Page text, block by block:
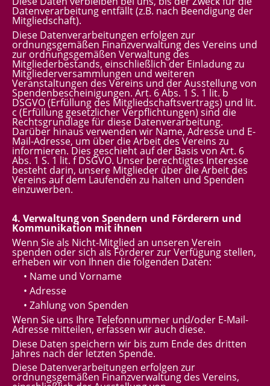
Datenverarbeitung entfällt (z.B. nach Beendigung der
Mitgliedschaft).
Diese Datenverarbeitungen erfolgen zur
ordnungsgemäßen Finanzverwaltung des Vereins und
zur ordnungsgemäßen Verwaltung des
Mitgliederbestands, einschließlich der Einladung zu
Mitgliederversammlungen und weiteren
Veranstaltungen des Vereins und der Ausstellung von
Spendenbescheinigungen. Art. 6 Abs. 1 S. 1 lit. b
DSGVO (Erfüllung des Mitgliedschaftsvertrags) und lit.
c (Erfüllung gesetzlicher Verpflichtungen) sind die
Rechtsgrundlage für diese Datenverarbeitung.
Darüber hinaus verwenden wir Name, Adresse und E-
Mail-Adresse, um über die Arbeit des Vereins zu
informieren. Dies geschieht auf der Basis von Art. 6
Abs. 1 S. 1 lit. f DSGVO. Unser berechtigtes Interesse
besteht darin, unsere Mitglieder über die Arbeit des
Vereins auf dem Laufenden zu halten und Spenden
einzuwerben.
4. Verwaltung von Spendern und Förderern und
Kommunikation mit ihnen
Wenn Sie als Nicht-Mitglied an unseren Verein
spenden oder sich als Förderer zur Verfügung stellen,
erheben wir von Ihnen die folgenden Daten:
• Name und Vorname
• Adresse
• Zahlung von Spenden
Wenn Sie uns Ihre Telefonnummer und/oder E-Mail-
Adresse mitteilen, erfassen wir auch diese.
Diese Daten speichern wir bis zum Ende des dritten
Jahres nach der letzten Spende.
Diese Datenverarbeitungen erfolgen zur
ordnungsgemäßen Finanzverwaltung des Vereins,